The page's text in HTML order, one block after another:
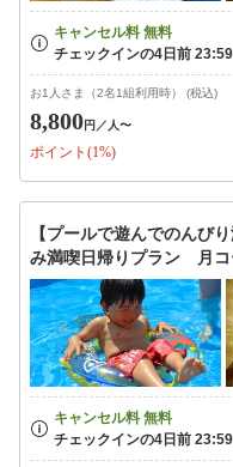
お1人さま（2名1組利用時） (税込)
8,800円 ／人〜
ポイント(1%)
【プールで遊んでのんび
み満喫日帰りプラン 月コ